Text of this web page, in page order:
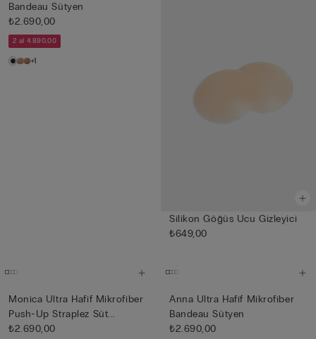
Bandeau Sütyen
₺2.690,00
2 al 4.890,00
+1
Silikon Göğüs Ucu Gizleyici
₺649,00
Monica Ultra Hafif Mikrofiber
Push-Up Straplez Süt...
₺2.690,00
Anna Ultra Hafif Mikrofiber
Bandeau Sütyen
₺2.690,00